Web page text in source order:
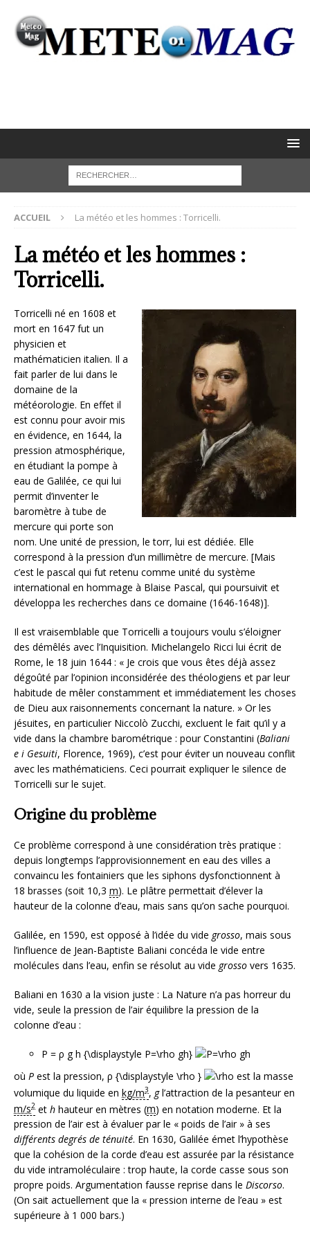
ACCUEIL La météo et les hommes : Torricelli.
La météo et les hommes :
Torricelli.
Torricelli né en 1608 et
mort en 1647 fut un
physicien et
mathématicien italien. Il a
fait parler de lui dans le
domaine de la
météorologie. En effet il
est connu pour avoir mis
en évidence, en 1644, la
pression atmosphérique,
en étudiant la pompe à
eau de Galilée, ce qui lui
permit d’inventer le
baromètre à tube de
mercure qui porte son
nom. Une unité de pression, le torr, lui est dédiée. Elle
correspond à la pression d’un millimètre de mercure. [Mais
c’est le pascal qui fut retenu comme unité du système
international en hommage à Blaise Pascal, qui poursuivit et
développa les recherches dans ce domaine (1646-1648)].
Il est vraisemblable que Torricelli a toujours voulu s’éloigner
des démêlés avec l’Inquisition. Michelangelo Ricci lui écrit de
Rome, le 18 juin 1644 : « Je crois que vous êtes déjà assez
dégoûté par l’opinion inconsidérée des théologiens et par leur
habitude de mêler constamment et immédiatement les choses
de Dieu aux raisonnements concernant la nature. » Or les
jésuites, en particulier Niccolò Zucchi, excluent le fait qu’il y a
vide dans la chambre barométrique : pour Constantini (Baliani
e i Gesuiti, Florence, 1969), c’est pour éviter un nouveau conflit
avec les mathématiciens. Ceci pourrait expliquer le silence de
Torricelli sur le sujet.
Origine du problème
Ce problème correspond à une considération très pratique :
depuis longtemps l’approvisionnement en eau des villes a
convaincu les fontainiers que les siphons dysfonctionnent à
18 brasses (soit 10,3 m). Le plâtre permettait d’élever la
hauteur de la colonne d’eau, mais sans qu’on sache pourquoi.
Galilée, en 1590, est opposé à l’idée du vide grosso, mais sous
l’influence de Jean-Baptiste Baliani concéda le vide entre
molécules dans l’eau, enfin se résolut au vide grosso vers 1635.
Baliani en 1630 a la vision juste : La Nature n’a pas horreur du
vide, seule la pression de l’air équilibre la pression de la
colonne d’eau :
P = ρ g h {\displaystyle P=\rho gh}
où P est la pression, ρ {\displaystyle \rho }
est la masse
volumique du liquide en kg/m3, gl’attraction de la pesanteur en
m/s2 et h hauteur en mètres (m) en notation moderne. Et la
pression de l’air est à évaluer par le « poids de l’air » à ses
différents degrés de ténuité. En 1630, Galilée émet l’hypothèse
que la cohésion de la corde d’eau est assurée par la résistance
du vide intramoléculaire : trop haute, la corde casse sous son
propre poids. Argumentation fausse reprise dans le Discorso.
(On sait actuellement que la « pression interne de l’eau » est
supérieure à 1 000 bars.)